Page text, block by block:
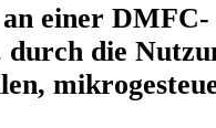
einer DMFC-
durch die